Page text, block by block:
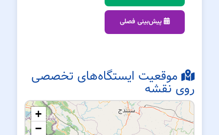
پیش‌بینی فصلی
موقعیت ایستگاه‌های تخصصی
روی نقشه
+
−